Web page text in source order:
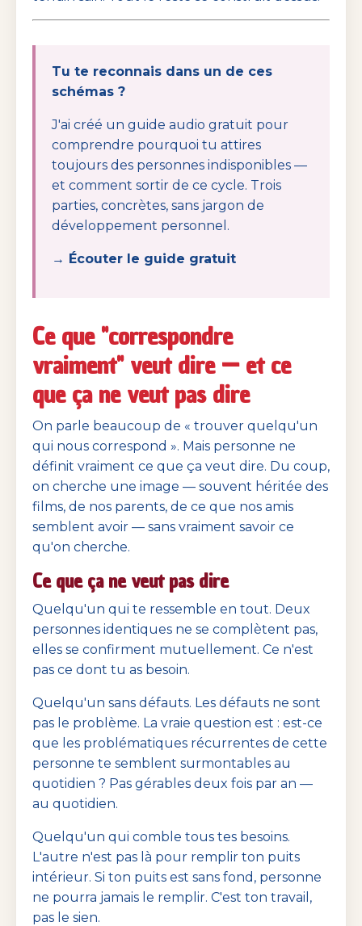
Tu te reconnais dans un de ces
schémas ?
J'ai créé un guide audio gratuit pour
comprendre pourquoi tu attires
toujours des personnes indisponibles —
et comment sortir de ce cycle. Trois
parties, concrètes, sans jargon de
développement personnel.
→ Écouter le guide gratuit
Ce que "correspondre
vraiment" veut dire — et ce
que ça ne veut pas dire
On parle beaucoup de « trouver quelqu'un
qui nous correspond ». Mais personne ne
définit vraiment ce que ça veut dire. Du coup,
on cherche une image — souvent héritée des
films, de nos parents, de ce que nos amis
semblent avoir — sans vraiment savoir ce
qu'on cherche.
Ce que ça ne veut pas dire
Quelqu'un qui te ressemble en tout. Deux
personnes identiques ne se complètent pas,
elles se confirment mutuellement. Ce n'est
pas ce dont tu as besoin.
Quelqu'un sans défauts. Les défauts ne sont
pas le problème. La vraie question est : est-ce
que les problématiques récurrentes de cette
personne te semblent surmontables au
quotidien ? Pas gérables deux fois par an —
au quotidien.
Quelqu'un qui comble tous tes besoins.
L'autre n'est pas là pour remplir ton puits
intérieur. Si ton puits est sans fond, personne
ne pourra jamais le remplir. C'est ton travail,
pas le sien.